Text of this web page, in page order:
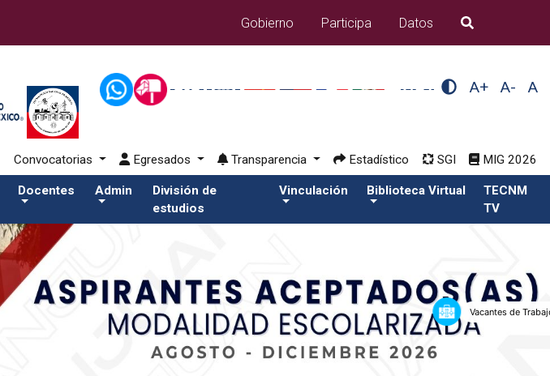
Gobierno
Participa Datos B�squeda
A+ A- A
Convocatorias Egresados Transparencia Estadístico SGI MIG 2026
Docentes Admin
División de
estudios
Vinculación Biblioteca Virtual
TECNM
TV